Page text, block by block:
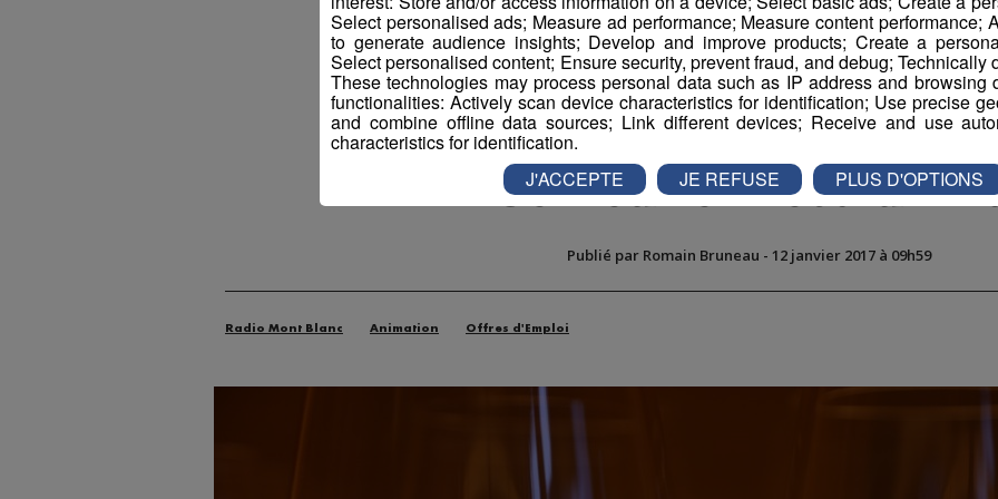
Serveur en
Publié par Romain Bruneau - 12 janvier 2017 à 09h59
Radio Mont Blanc Animation Offres d'Emploi
Select personalised ads; Measure ad performance; Measure content performance;
to generate audience insights; Develop and improve products; Create a
Select personalised content; Ensure security, prevent fraud, and debug; Technically
These technologies may process personal data such as IP address and browsing
functionalities: Actively scan device characteristics for identification; Use precise
and combine offline data sources; Link different devices; Receive and use
characteristics for identification.
J'ACCEPTE JE REFUSE PLUS D'OPTIONS